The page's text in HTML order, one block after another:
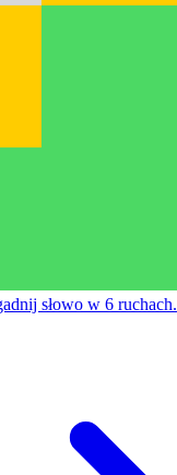
słowo w 6 ruchach.